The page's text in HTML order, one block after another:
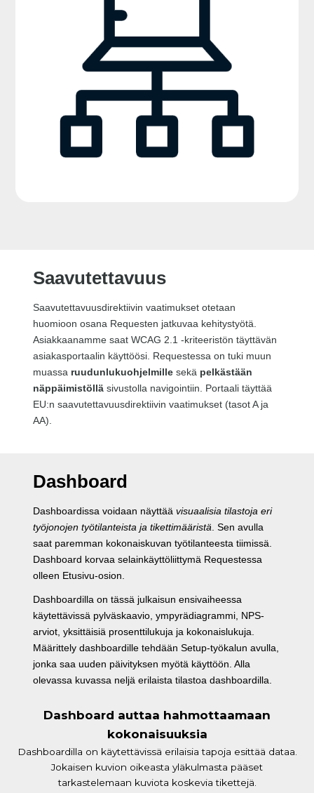
Saavutettavuus
Saavutettavuusdirektiivin vaatimukset otetaan
huomioon osana Requesten jatkuvaa kehitystyötä.
Asiakkaanamme saat WCAG 2.1 -kriteeristön täyttävän
asiakasportaalin käyttöösi. Requestessa on tuki muun
muassa ruudunlukuohjelmille sekä pelkästään
näppäimistöllä sivustolla navigointiin. Portaali täyttää
EU:n saavutettavuusdirektiivin vaatimukset (tasot A ja
AA).
Dashboard
Dashboardissa voidaan näyttäävisuaalisia tilastoja eri
työjonojen työtilanteista ja tikettimääristä . Sen avulla
saat paremman kokonaiskuvan työtilanteesta tiimissä.
Dashboard korvaa selainkäyttöliittymä Requestessa
olleen Etusivu-osion.
Dashboardilla on tässä julkaisun ensivaiheessa
käytettävissä pylväskaavio, ympyrädiagrammi, NPS-
arviot, yksittäisiä prosenttilukuja ja kokonaislukuja.
Määrittely dashboardille tehdään Setup-työkalun avulla,
jonka saa uuden päivityksen myötä käyttöön. Alla
olevassa kuvassa neljä erilaista tilastoa dashboardilla.
Dashboard auttaa hahmottaamaan
kokonaisuuksia
Dashboardilla on käytettävissä erilaisia tapoja esittää dataa.
Jokaisen kuvion oikeasta yläkulmasta pääset
tarkastelemaan kuviota koskevia tikettejä.